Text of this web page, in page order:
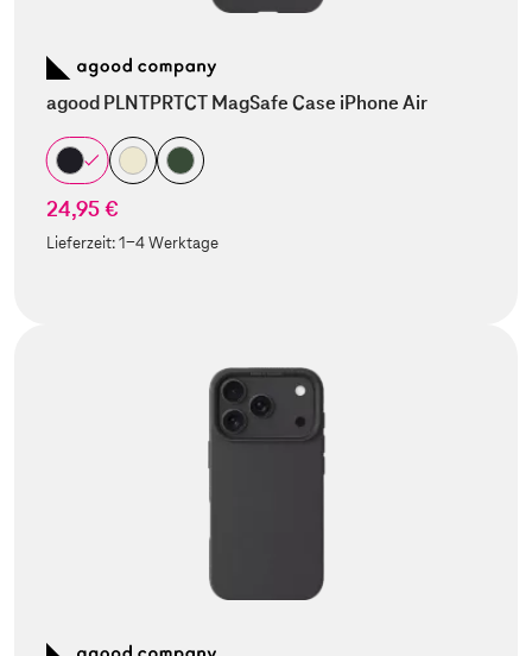
agood PLNTPRTCT MagSafe Case iPhone Air
24,95 €
Lieferzeit:1-4 Werktage